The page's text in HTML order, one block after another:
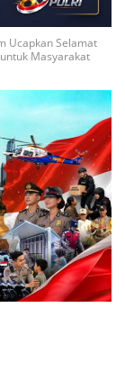
Ucapkan Selamat
Masyarakat